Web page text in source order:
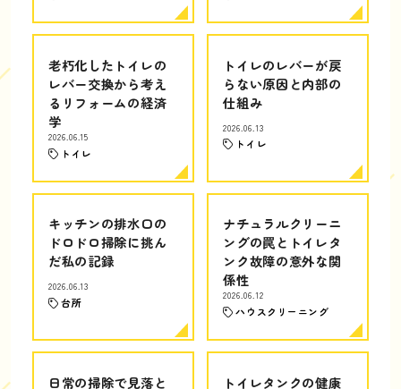
老朽化したトイレの
レバー交換から考え
るリフォームの経済
学
2026.06.15
トイレ
トイレのレバーが戻
らない原因と内部の
仕組み
2026.06.13
トイレ
キッチンの排水口の
ドロドロ掃除に挑ん
だ私の記録
2026.06.13
台所
ナチュラルクリーニ
ングの罠とトイレタ
ンク故障の意外な関
係性
2026.06.12
ハウスクリーニング
日常の掃除で見落と
トイレタンクの健康